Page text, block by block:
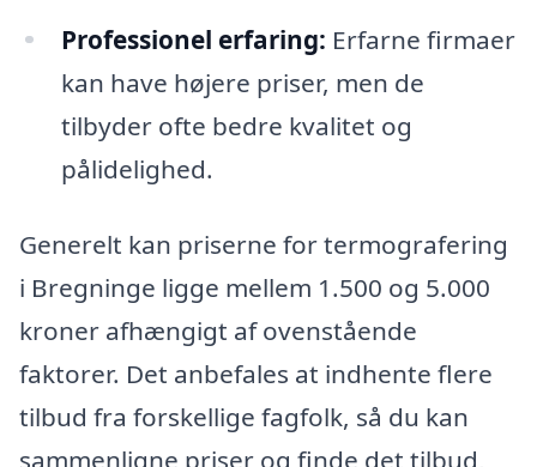
Professionel erfaring: Erfarne firmaer
kan have højere priser, men de
tilbyder ofte bedre kvalitet og
pålidelighed.
Generelt kan priserne for termografering
i Bregninge ligge mellem 1.500 og 5.000
kroner afhængigt af ovenstående
faktorer. Det anbefales at indhente flere
tilbud fra forskellige fagfolk, så du kan
sammenligne priser og finde det tilbud,